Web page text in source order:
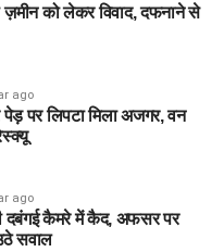
ज़मीन को लेकर विवाद, दफनाने से
ago
पेड़ पर लिपटा मिला अजगर, वन
ago
दबंगई कैमरे में कैद, अफसर पर
सवाल